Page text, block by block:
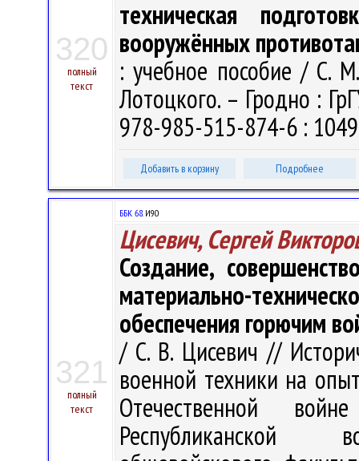
320
полный
текст
техническая
вооружённых
: учебное пособие / С.
Лотоцкого. – Гродно :
978-985-515-874-6 :
Добавить в корзину Подробнее
321
полный
текст
ББК 68.И90
Цисевич, Сергей
Создание,
материально-
обеспечения горючим
/ С. В. Цисевич //
военной техники на
Отечественной
Республиканской